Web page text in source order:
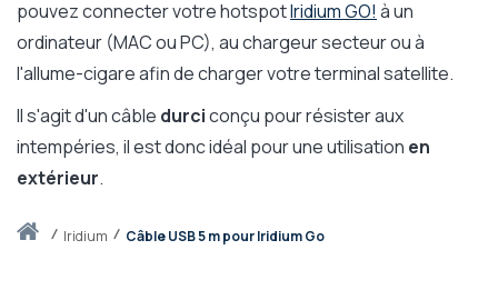
Accueiliridium Câble USB 5 m pour Iridium Go
pouvez connecter votre hotspotIridium GO! à un
ordinateur (MAC ou PC), au chargeur secteur ou à
l'allume-cigare afin de charger votre terminal satellite.
Il s'agit d'un câble durciconçu pour résister aux
intempéries, il est donc idéal pour une utilisation en
extérieur.